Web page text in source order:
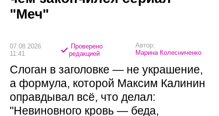
"Меч"
07.08.2026
11:41
Проверено
редакцией
Автор:
Марина Колесниченко
Слоган в заголовке — не украшение,
а формула, которой Максим Калинин
оправдывал всё, что делал:
"Невиновного кровь — беда,